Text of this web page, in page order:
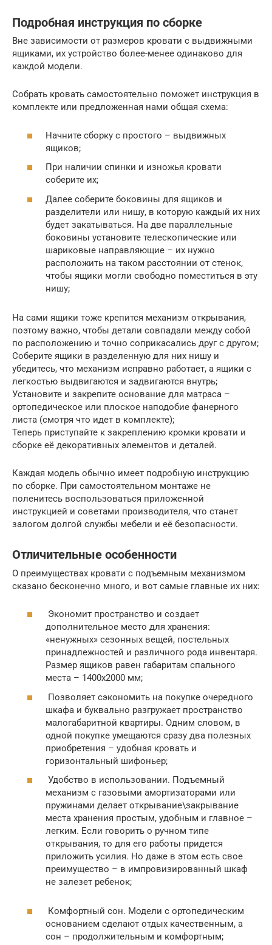
Подробная инструкция по сборке
Вне зависимости от размеров кровати с выдвижными
ящиками, их устройство более-менее одинаково для
каждой модели.
Собрать кровать самостоятельно поможет инструкция в
комплекте или предложенная нами общая схема:
Начните сборку с простого – выдвижных
ящиков;
При наличии спинки и изножья кровати
соберите их;
Далее соберите боковины для ящиков и
разделители или нишу, в которую каждый их них
будет закатываться. На две параллельные
боковины установите телескопические или
шариковые направляющие – их нужно
расположить на таком расстоянии от стенок,
чтобы ящики могли свободно поместиться в эту
нишу;
На сами ящики тоже крепится механизм открывания,
поэтому важно, чтобы детали совпадали между собой
по расположению и точно соприкасались друг с другом;
Соберите ящики в разделенную для них нишу и
убедитесь, что механизм исправно работает, а ящики с
легкостью выдвигаются и задвигаются внутрь;
Установите и закрепите основание для матраса –
ортопедическое или плоское наподобие фанерного
листа (смотря что идет в комплекте);
Теперь приступайте к закреплению кромки кровати и
сборке её декоративных элементов и деталей.
Каждая модель обычно имеет подробную инструкцию
по сборке. При самостоятельном монтаже не
поленитесь воспользоваться приложенной
инструкцией и советами производителя, что станет
залогом долгой службы мебели и её безопасности.
Отличительные особенности
О преимуществах кровати с подъемным механизмом
сказано бесконечно много, и вот самые главные их них:
Экономит пространство и создает
дополнительное место для хранения:
«ненужных» сезонных вещей, постельных
принадлежностей и различного рода инвентаря.
Размер ящиков равен габаритам спального
места – 1400х2000 мм;
Позволяет сэкономить на покупке очередного
шкафа и буквально разгружает пространство
малогабаритной квартиры. Одним словом, в
одной покупке умещаются сразу два полезных
приобретения – удобная кровать и
горизонтальный шифоньер;
Удобство в использовании. Подъемный
механизм с газовыми амортизаторами или
пружинами делает открывание\закрывание
места хранения простым, удобным и главное –
легким. Если говорить о ручном типе
открывания, то для его работы придется
приложить усилия. Но даже в этом есть свое
преимущество – в импровизированный шкаф
не залезет ребенок;
Комфортный сон. Модели с ортопедическим
основанием сделают отдых качественным, а
сон – продолжительным и комфортным;